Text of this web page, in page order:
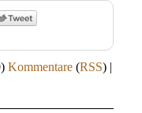
Kommentare (RSS) |